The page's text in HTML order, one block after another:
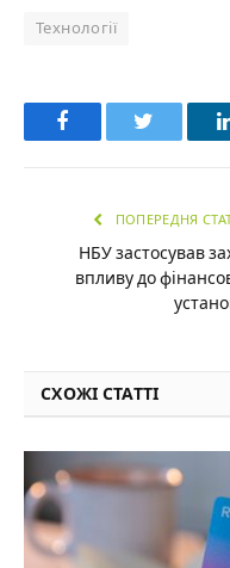
Технології
Facebook
ПОПЕРЕДНЯ
НБУ застосував
впливу до
СХОЖІ СТАТТІ